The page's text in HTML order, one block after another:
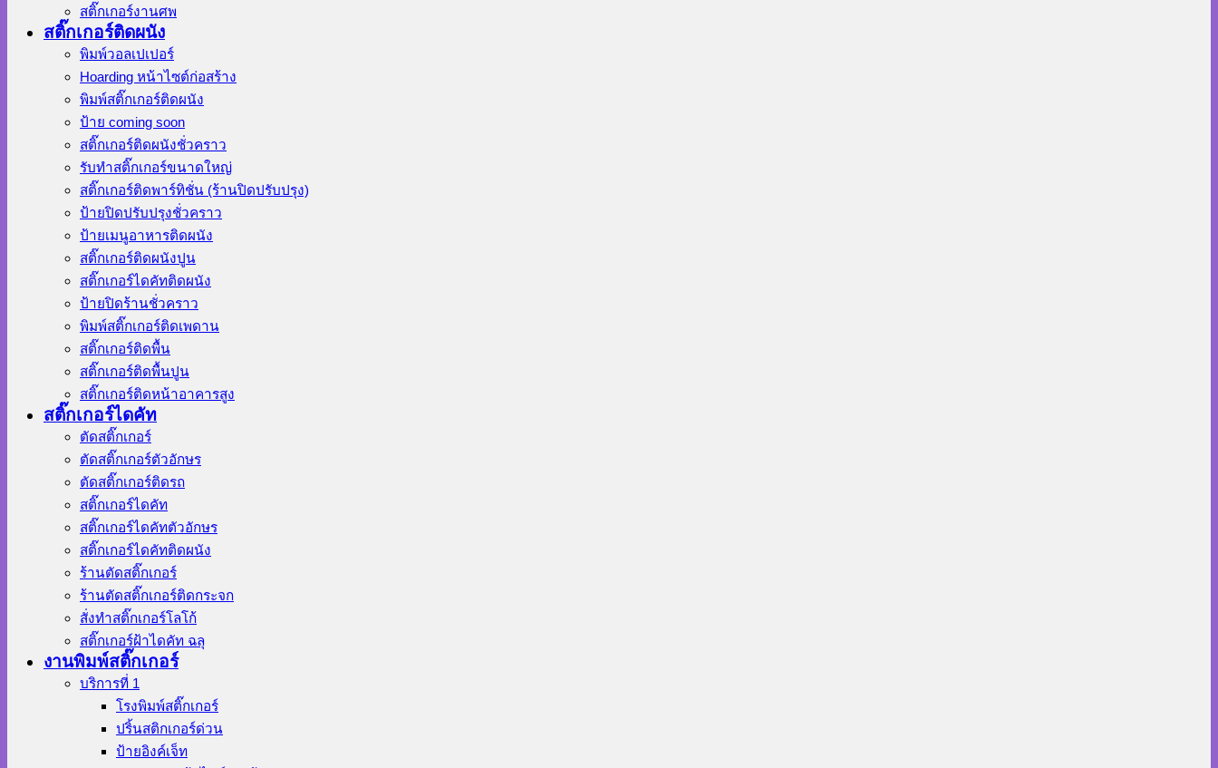
สติ๊กเกอร์งานศพ
สติ๊กเกอร์ติดผนัง
พิมพ์วอลเปเปอร์
Hoarding หน้าไซต์ก่อสร้าง
พิมพ์สติ๊กเกอร์ติดผนัง
ป้าย coming soon
สติ๊กเกอร์ติดผนังชั่วคราว
รับทำสติ๊กเกอร์ขนาดใหญ่
สติ๊กเกอร์ติดพาร์ทิชั่น (ร้านปิดปรับปรุง)
ป้ายปิดปรับปรุงชั่วคราว
ป้ายเมนูอาหารติดผนัง
สติ๊กเกอร์ติดผนังปูน
สติ๊กเกอร์ไดคัทติดผนัง
ป้ายปิดร้านชั่วคราว
พิมพ์สติ๊กเกอร์ติดเพดาน
สติ๊กเกอร์ติดพื้น
สติ๊กเกอร์ติดพื้นปูน
สติ๊กเกอร์ติดหน้าอาคารสูง
สติ๊กเกอร์ไดคัท
ตัดสติ๊กเกอร์
ตัดสติ๊กเกอร์ตัวอักษร
ตัดสติ๊กเกอร์ติดรถ
สติ๊กเกอร์ไดคัท
สติ๊กเกอร์ไดคัทตัวอักษร
สติ๊กเกอร์ไดคัทติดผนัง
ร้านตัดสติ๊กเกอร์
ร้านตัดสติ๊กเกอร์ติดกระจก
สั่งทําสติ๊กเกอร์โลโก้
สติ๊กเกอร์ฝ้าไดคัท ฉลุ
งานพิมพ์สติ๊กเกอร์
บริการที่ 1
โรงพิมพ์สติ๊กเกอร์
ปริ้นสติกเกอร์ด่วน
ป้ายอิงค์เจ็ท